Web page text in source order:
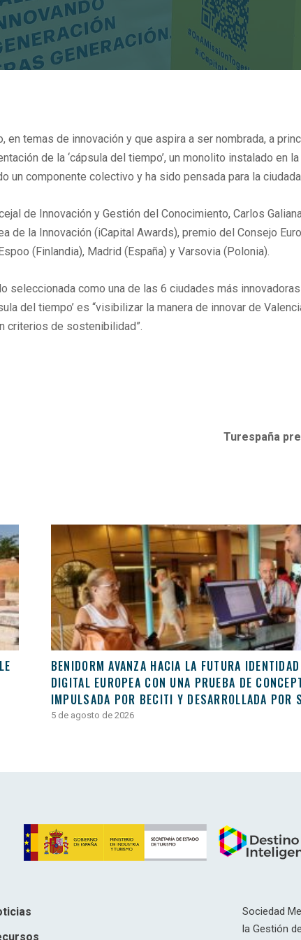
en temas de innovación y que aspira a ser nombrada, a
de la ‘cápsula del tiempo’, un monolito instalado en
un componente colectivo y ha sido pensada para la
de Innovación y Gestión del Conocimiento, Carlos
de la Innovación (iCapital Awards), premio del Consejo
(Finlandia), Madrid (España) y Varsovia (Polonia).
seleccionada como una de las 6 ciudades más
del tiempo’ es “visibilizar la manera de innovar de
criterios de sostenibilidad”.
Turespaña
BENIDORM AVANZA HACIA LA FUTURA IDENTIDAD
DIGITAL EUROPEA CON UNA PRUEBA DE
IMPULSADA POR BECITI Y DESARROLLADA POR
5 de agosto de 2026
Sociedad
la Gestión